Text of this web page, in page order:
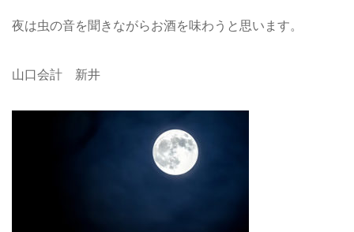
夜は虫の音を聞きながらお酒を味わうと思います。
山口会計 新井